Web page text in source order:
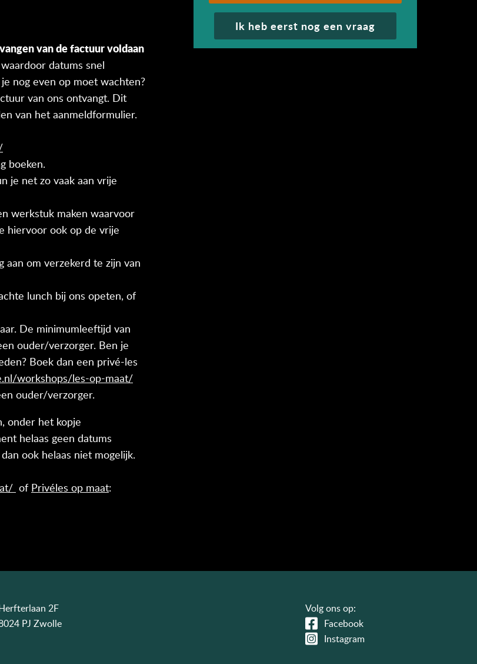
van de factuur voldaan
datums snel
nog even op moet wachten?
van ons ontvangt. Dit
van het aanmeldformulier.
boeken.
je net zo vaak aan vrije
werkstuk maken waarvoor
hiervoor ook op de vrije
aan om verzekerd te zijn van
lunch bij ons opeten, of
De minimumleeftijd van
ouder/verzorger. Ben je
Boek dan een privé-les
workshops/les-op-maat/
ouder/verzorger.
onder het kopje
helaas geen datums
ook helaas niet mogelijk.
of Privéles op maat:
Ik heb eerst nog een vraag
2F
PJ Zwolle
Volg ons op:
Facebook
Instagram